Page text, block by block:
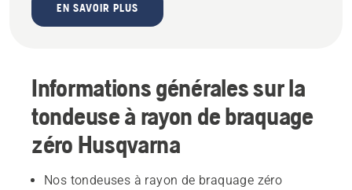
EN SAVOIR PLUS
Informations générales sur la
tondeuse à rayon de braquage
zéro Husqvarna
Nos tondeuses à rayon de braquage zéro